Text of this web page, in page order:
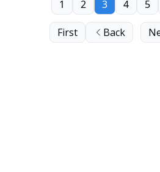
First Back
1 2 3 4 5